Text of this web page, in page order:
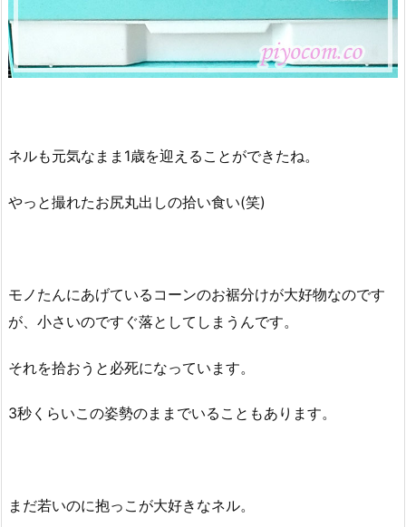
ネルも元気なまま1歳を迎えることができたね。
やっと撮れたお尻丸出しの拾い食い(笑)
モノたんにあげているコーンのお裾分けが大好物なのです
が、小さいのですぐ落としてしまうんです。
それを拾おうと必死になっています。
3秒くらいこの姿勢のままでいることもあります。
まだ若いのに抱っこが大好きなネル。